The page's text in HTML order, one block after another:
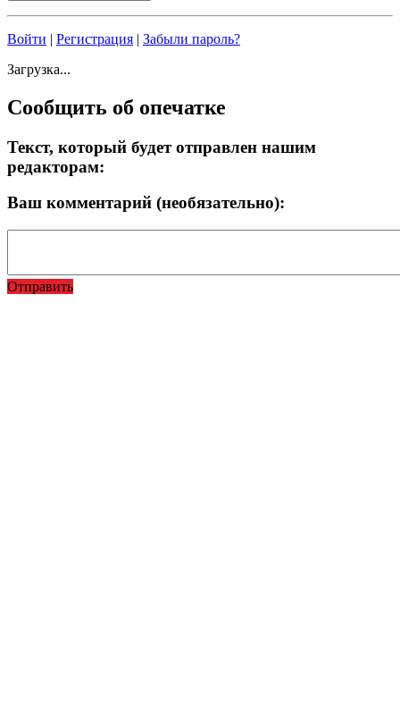
Войти | Регистрация | Забыли пароль?
Загрузка...
Сообщить об опечатке
Текст, который будет отправлен нашим
редакторам:
Ваш комментарий (необязательно):
Отправить